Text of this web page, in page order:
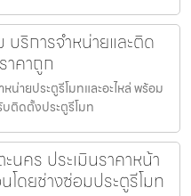
ริการจำหน่ายและติด
าคาถูก
ายประตูรีโมทและอะไหล่ พร้อม
ติดตั้งประตูรีโมท
นคร ประเมินราคาหน้า
ดยช่างซ่อมประตูรีโมท